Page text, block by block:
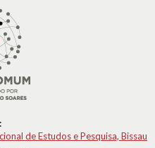
de Estudos e Pesquisa, Bissau